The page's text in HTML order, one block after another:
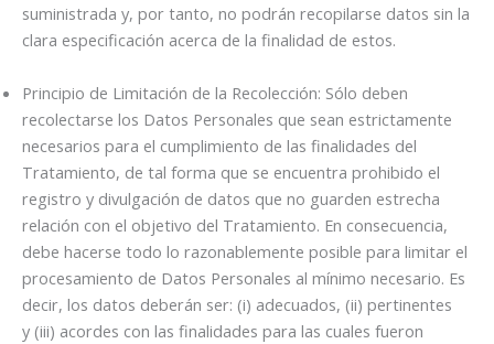
suministrada y, por tanto, no podrán recopilarse datos sin la
clara especificación acerca de la finalidad de estos.
Principio de Limitación de la Recolección: Sólo deben
recolectarse los Datos Personales que sean estrictamente
necesarios para el cumplimiento de las finalidades del
Tratamiento, de tal forma que se encuentra prohibido el
registro y divulgación de datos que no guarden estrecha
relación con el objetivo del Tratamiento. En consecuencia,
debe hacerse todo lo razonablemente posible para limitar el
procesamiento de Datos Personales al mínimo necesario. Es
decir, los datos deberán ser: (i) adecuados, (ii) pertinentes
y (iii) acordes con las finalidades para las cuales fueron